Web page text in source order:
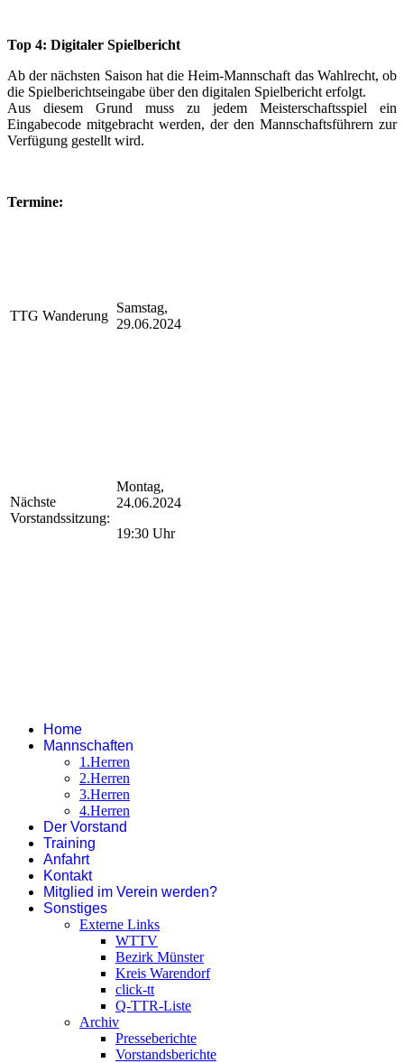
Top 4: Digitaler Spielbericht
Ab der nächsten Saison hat die Heim-Mannschaft das Wahlrecht, ob
die Spielberichtseingabe über den digitalen Spielbericht erfolgt.
Aus diesem Grund muss zu jedem Meisterschaftsspiel ein
Eingabecode mitgebracht werden, der den Mannschaftsführern zur
Verfügung gestellt wird.
Termine:
TTG Wanderung
Samstag,
29.06.2024
Nächste
Vorstandssitzung:
Montag,
24.06.2024
19:30 Uhr
Home
Mannschaften
1.Herren
2.Herren
3.Herren
4.Herren
Der Vorstand
Training
Anfahrt
Kontakt
Mitglied im Verein werden?
Sonstiges
Externe Links
WTTV
Bezirk Münster
Kreis Warendorf
click-tt
Q-TTR-Liste
Archiv
Presseberichte
Vorstandsberichte